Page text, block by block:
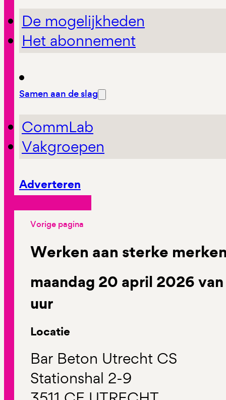
De mogelijkheden
Het abonnement
Samen aan de slag
CommLab
Vakgroepen
Adverteren
Vorige pagina
Werken aan sterke
maandag 20 april 2026
uur
Locatie
Bar Beton Utrecht CS
Stationshal 2-9